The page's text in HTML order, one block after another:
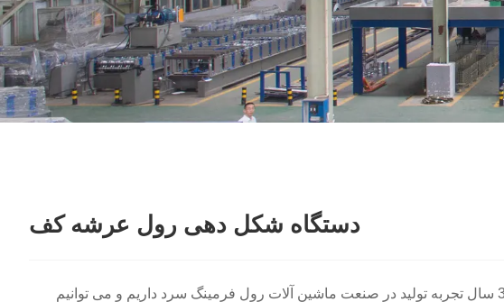
دستگاه شکل دهی رول عرشه کف
Beenew Machinery تولید کننده و تامین کننده ماشین آلات رول فرمینگ عرشه کف حرفه ای چین است، ما بیش از 30 سال تجربه تولید در صنعت ماشین آلات رول فرمینگ سرد داریم و می توانیم